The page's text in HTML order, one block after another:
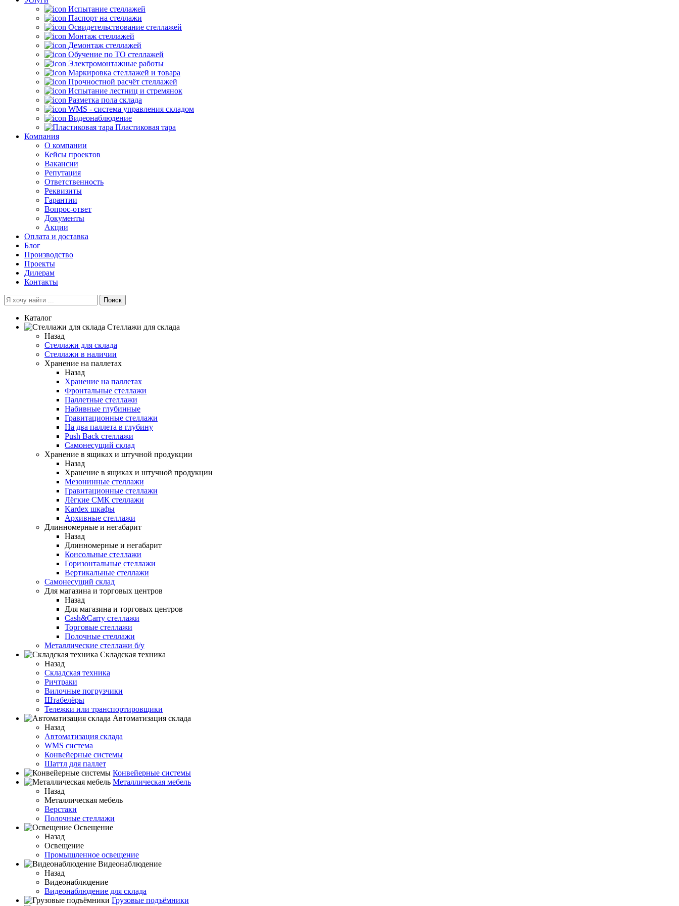
Испытание стеллажей
Паспорт на стеллажи
Освидетельствование стеллажей
Монтаж стеллажей
Демонтаж стеллажей
Обучение по ТО стеллажей
Электромонтажные работы
Маркировка стеллажей и товара
Прочностной расчёт стеллажей
Испытание лестниц и стремянок
Разметка пола склада
WMS - система управления складом
Видеонаблюдение
Пластиковая тара
Компания
О компании
Кейсы проектов
Вакансии
Репутация
Ответственность
Реквизиты
Гарантии
Вопрос-ответ
Документы
Акции
Оплата и доставка
Блог
Производство
Проекты
Дилерам
Контакты
Поиск
Каталог
Cтеллажи для склада
Назад
Cтеллажи для склада
Стеллажи в наличии
Хранение на паллетах
Назад
Хранение на паллетах
Фронтальные стеллажи
Паллетные стеллажи
Набивные глубинные
Гравитационные стеллажи
На два паллета в глубину
Push Back стеллажи
Самонесущий склад
Хранение в ящиках и штучной продукции
Назад
Хранение в ящиках и штучной продукции
Мезонинные стеллажи
Гравитационные стеллажи
Лёгкие СМК стеллажи
Kardex шкафы
Архивные стеллажи
Длинномерные и негабарит
Назад
Длинномерные и негабарит
Консольные стеллажи
Горизонтальные стеллажи
Вертикальные стеллажи
Самонесущий склад
Для магазина и торговых центров
Назад
Для магазина и торговых центров
Cash&Carry стеллажи
Торговые стеллажи
Полочные стеллажи
Металлические стеллажи б/у
Складская техника
Назад
Складская техника
Ричтраки
Вилочные погрузчики
Штабелёры
Тележки или транспортировщики
Автоматизация склада
Назад
Автоматизация склада
WMS система
Конвейерные системы
Шаттл для паллет
Конвейерные системы
Металлическая мебель
Назад
Металлическая мебель
Верстаки
Полочные стеллажи
Освещение
Назад
Освещение
Промышленное освещение
Видеонаблюдение
Назад
Видеонаблюдение
Видеонаблюдение для склада
Грузовые подъёмники